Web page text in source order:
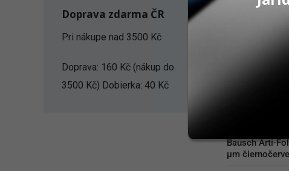
Bausch Arti-
µm
Doprava zdarma ČR
Pri nákupe nad 3500 Kč
Doprava: 160 Kč (nákup do
3500 Kč) Dobierka: 40 Kč